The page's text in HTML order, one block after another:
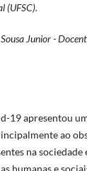
(UFSC).
Junior -
19 apresentou
ao
na sociedade
humanas e